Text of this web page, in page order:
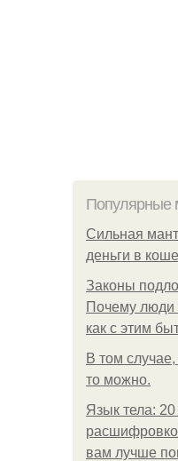
Популярные
Сильная
деньги в
Законы
Почему люди
как с этим
В том случае,
то можно.
Язык тела:
вам лучше